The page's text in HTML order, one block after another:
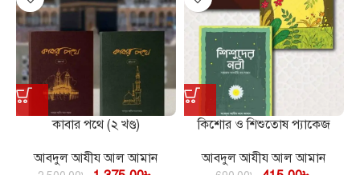
কাবার পথে (২ খণ্ড)
আবদুল আযীয আল আমান
কিশোর ও শিশুতোষ প্যাকেজ
আবদুল আযীয আল আমান